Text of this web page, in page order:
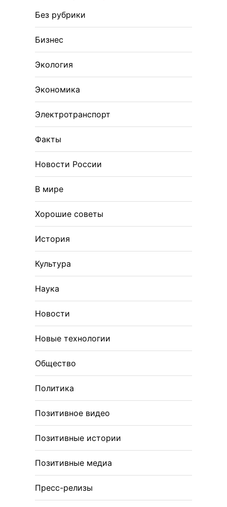
Без рубрики
Бизнес
Экология
Экономика
Электротранспорт
Факты
Новости России
В мире
Хорошие советы
История
Культура
Наука
Новости
Новые технологии
Общество
Политика
Позитивное видео
Позитивные истории
Позитивные медиа
Пресс-релизы